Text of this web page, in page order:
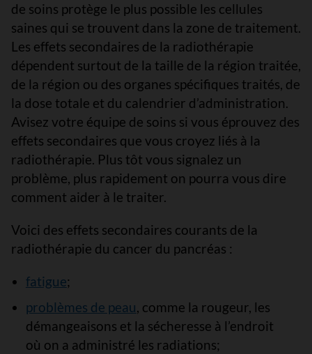
de soins protège le plus possible les cellules
saines qui se trouvent dans la zone de traitement.
Les effets secondaires de la radiothérapie
dépendent surtout de la taille de la région traitée,
de la région ou des organes spécifiques traités, de
la dose totale et du calendrier d’administration.
Avisez votre équipe de soins si vous éprouvez des
effets secondaires que vous croyez liés à la
radiothérapie. Plus tôt vous signalez un
problème, plus rapidement on pourra vous dire
comment aider à le traiter.
Voici des effets secondaires courants de la
radiothérapie du cancer du pancréas :
fatigue;
problèmes de peau, comme la rougeur, les
démangeaisons et la sécheresse à l’endroit
où on a administré les radiations;